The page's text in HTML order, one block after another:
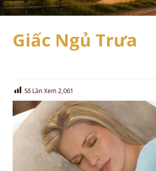
Giấc Ngủ Trưa
Số Lần Xem 2,061